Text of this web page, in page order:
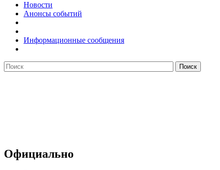
Новости
Анонсы событий
Информационные сообщения
Официально